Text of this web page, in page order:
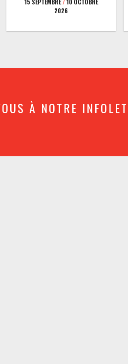
15 SEPTEMBRE/10 OCTOBRE
2026
À NOTRE